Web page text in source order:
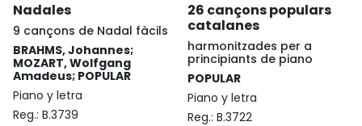
Nadales
9 cançons de Nadal fàcils
BRAHMS, Johannes;
MOZART, Wolfgang
Amadeus; POPULAR
Piano y letra
Reg.: B.3739
26 cançons populars
catalanes
harmonitzades per a
principiants de piano
POPULAR
Piano y letra
Reg.: B.3722